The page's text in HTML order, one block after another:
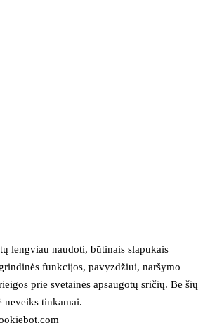
lengviau naudoti, būtinais slapukais
funkcijos, pavyzdžiui, naršymo
prie svetainės apsaugotų sričių. Be šių
neveiks tinkamai.